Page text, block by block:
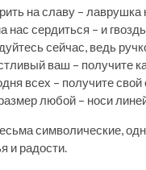
на славу – лаврушка
нас сердиться – и
сейчас, ведь
ваш – получите
всех – получите свой
любой – носи
символические,
и радости.